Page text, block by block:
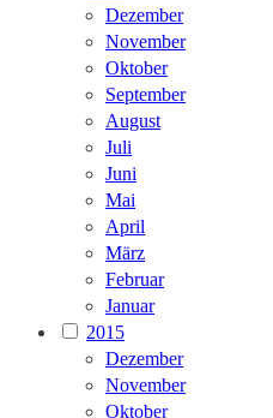
Dezember
November
Oktober
September
August
Juli
Juni
Mai
April
März
Februar
Januar
2015
Dezember
November
Oktober